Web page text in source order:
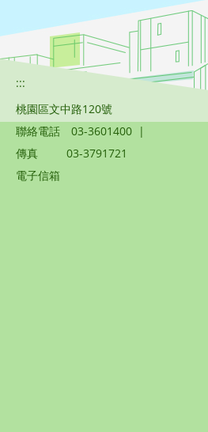
:::
桃園區文中路120號
聯絡電話
03-3601400 |
傳真
03-3791721
電子信箱